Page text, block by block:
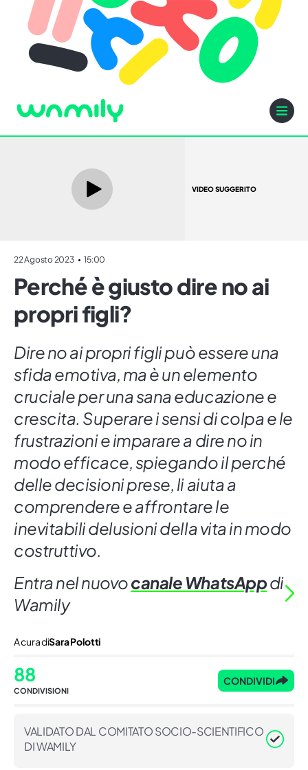
VIDEO SUGGERITO
22 Agosto 2023 15:00
Perché è giusto dire no ai
propri figli?
Dire no ai propri figli può essere una
sfida emotiva, ma è un elemento
cruciale per una sana educazione e
crescita. Superare i sensi di colpa e le
frustrazioni e imparare a dire no in
modo efficace, spiegando il perché
delle decisioni prese, li aiuta a
comprendere e affrontare le
inevitabili delusioni della vita in modo
costruttivo.
Entra nel nuovocanale WhatsAppdi
Wamily
A cura diSara Polotti
88
CONDIVISIONI
CONDIVIDI
VALIDATO DAL COMITATO SOCIO-SCIENTIFICO
DI WAMILY